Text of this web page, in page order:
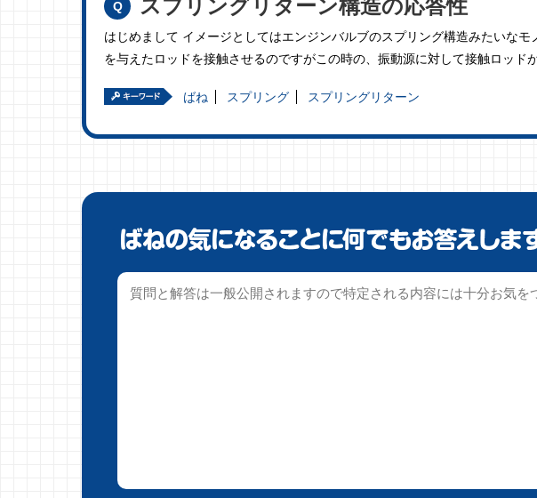
スプリングリターン構造の応答性
はじめまして イメージとしてはエンジンバルブのスプリング構造みたいな
を与えたロッドを接触させるのですがこの時の、振動源に対して接触ロッド
ばね スプリング スプリングリターン